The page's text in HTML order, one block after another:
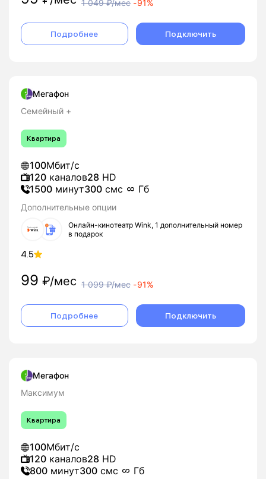
1 049₽/мес -91%
Подробнее Подключить
Мегафон
Семейный +
Квартира
100Мбит/с
120 каналов28 HD
1500 минут300 смс Гб
Дополнительные опции
Онлайн-кинотеатр Wink, 1 дополнительный номер
в подарок
4.5
99 ₽/мес 1 099₽/мес -91%
Подробнее Подключить
Мегафон
Максимум
Квартира
100Мбит/с
120 каналов28 HD
800 минут300 смс Гб